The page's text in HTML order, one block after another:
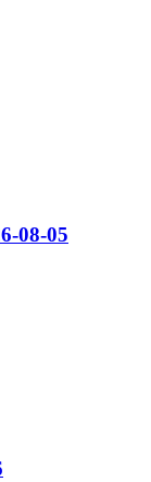
08-05